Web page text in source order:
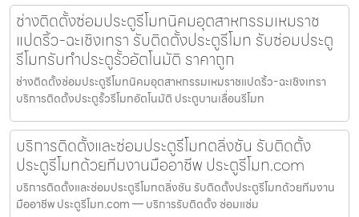
ช่างติดตั้งซ่อมประตูรีโมทนิคมอุตสาหกรรมเหมราช
แปดริ้ว-ฉะเชิงเทรา รับติดตั้งประตูรีโมท รับซ่อมประตู
รีโมทรับทำประตูรั้วอัตโนมัติ ราคาถูก
ช่างติดตั้งซ่อมประตูรีโมทนิคมอุตสาหกรรมเหมราชแปดริ้ว-ฉะเชิงเทรา
บริการติดตั้งประตูรั้วรีโมทอัตโนมัติ ประตูบานเลื่อนรีโมท
บริการติดตั้งและซ่อมประตูรีโมทตลิ่งชัน รับติดตั้ง
ประตูรีโมทด้วยทีมงานมืออาชีพ ประตูรีโมท.com
บริการติดตั้งและซ่อมประตูรีโมทตลิ่งชัน รับติดตั้งประตูรีโมทด้วยทีมงาน
มืออาชีพ ประตูรีโมท.com — บริการรับติดตั้ง ซ่อมแซ่ม